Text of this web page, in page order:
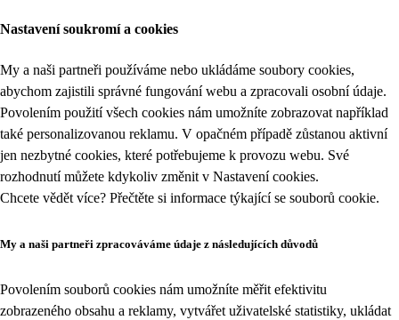
Nastavení soukromí a cookies
My a naši partneři používáme nebo ukládáme soubory cookies,
abychom zajistili správné fungování webu a zpracovali osobní údaje.
Povolením použití všech cookies nám umožníte zobrazovat například
také personalizovanou reklamu. V opačném případě zůstanou aktivní
jen nezbytné cookies, které potřebujeme k provozu webu. Své
rozhodnutí můžete kdykoliv změnit v Nastavení cookies.
Chcete vědět více? Přečtěte si informace týkající se souborů cookie.
My a naši partneři zpracováváme údaje z následujících důvodů
Povolením souborů cookies nám umožníte měřit efektivitu
zobrazeného obsahu a reklamy, vytvářet uživatelské statistiky, ukládat